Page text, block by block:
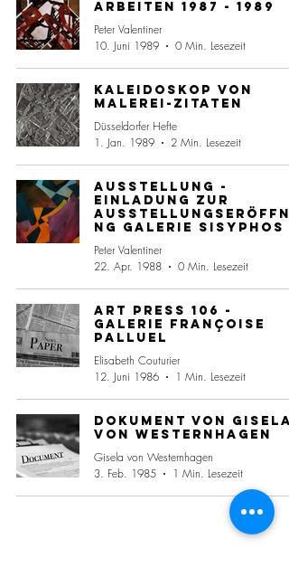
Arbeiten 1987 - 1989
Peter Valentiner
10. Juni 1989
0 Min. Lesezeit
Kaleidoskop von
Malerei-Zitaten
Düsseldorfer Hefte
1. Jan. 1989
2 Min. Lesezeit
Ausstellung -
Einladung Zur
ng Galerie Sisyphos
Peter Valentiner
22. Apr. 1988
0 Min. Lesezeit
Art Press 106 -
Galerie Françoise
Palluel
Elisabeth Couturier
12. Juni 1986
1 Min. Lesezeit
Dokument von Gisela
von Westernhagen
Gisela von Westernhagen
3. Feb. 1985
1 Min. Lesezeit